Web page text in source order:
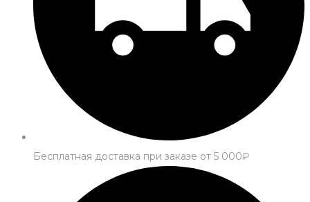
Бесплатная доставка при заказе от 5 000₽